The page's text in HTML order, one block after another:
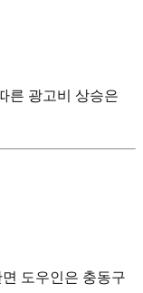
른 광고비 상승은
도우인은 충동구